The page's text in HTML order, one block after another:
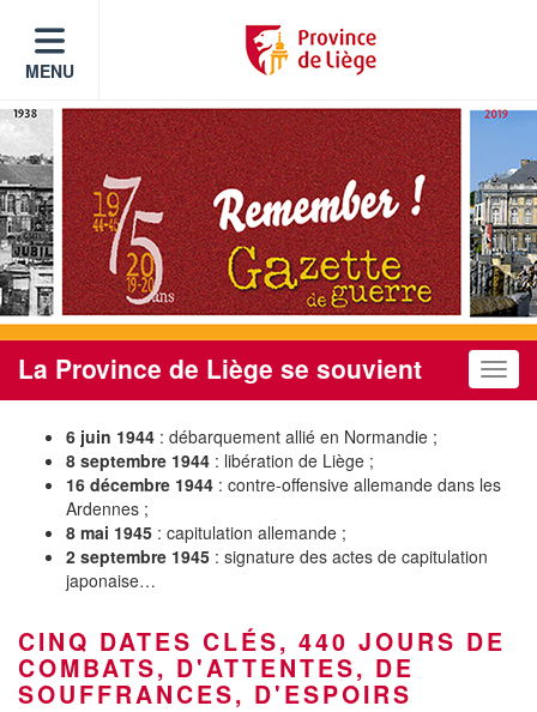
MENU
La Province de Liège se souvient
6 juin 1944 : débarquement allié en Normandie ;
8 septembre 1944 : libération de Liège ;
16 décembre 1944 : contre-offensive allemande dans les
Ardennes ;
8 mai 1945 : capitulation allemande ;
2 septembre 1945 : signature des actes de capitulation
japonaise…
CINQ DATES CLÉS, 440 JOURS DE
COMBATS, D'ATTENTES, DE
SOUFFRANCES, D'ESPOIRS